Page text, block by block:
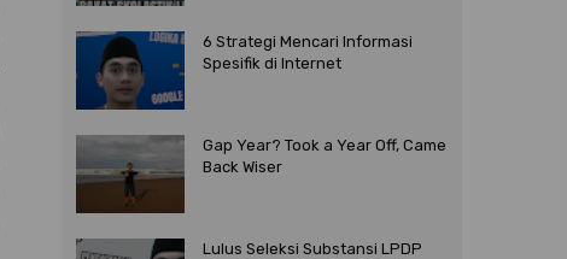
6 Strategi Mencari Informasi
Spesifik di Internet
Gap Year? Took a Year Off, Came
Back Wiser
Lulus Seleksi Substansi LPDP